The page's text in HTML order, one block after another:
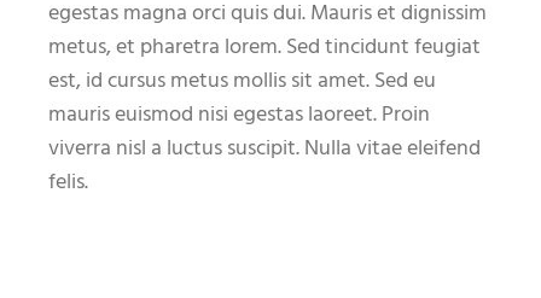
egestas magna orci quis dui. Mauris et dignissim
metus, et pharetra lorem. Sed tincidunt feugiat
est, id cursus metus mollis sit amet. Sed eu
mauris euismod nisi egestas laoreet. Proin
viverra nisl a luctus suscipit. Nulla vitae eleifend
felis.